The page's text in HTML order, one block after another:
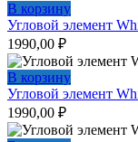
В корзину
Угловой элемент
1990,00 ₽
В корзину
Угловой элемент
1990,00 ₽